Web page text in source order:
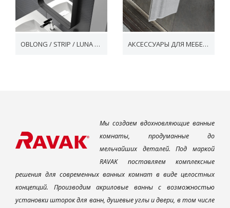
OBLONG / STRIP / LUNA / ORBIT АКСЕССУАРЫ ДЛЯ МЕБЕЛИ
Мы создаем вдохновляющие ванные
комнаты, продуманные до
мельчайших деталей. Под маркой
RAVAK поставляем комплексные
решения для современных ванных комнат в виде целостных
концепций. Производим акриловые ванны с возможностью
установки шторок для ванн, душевые углы и двери, в том числе